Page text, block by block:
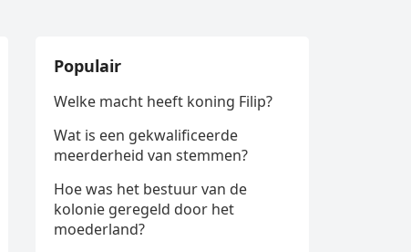
Populair
Welke macht heeft koning Filip?
Wat is een gekwalificeerde
meerderheid van stemmen?
Hoe was het bestuur van de
kolonie geregeld door het
moederland?